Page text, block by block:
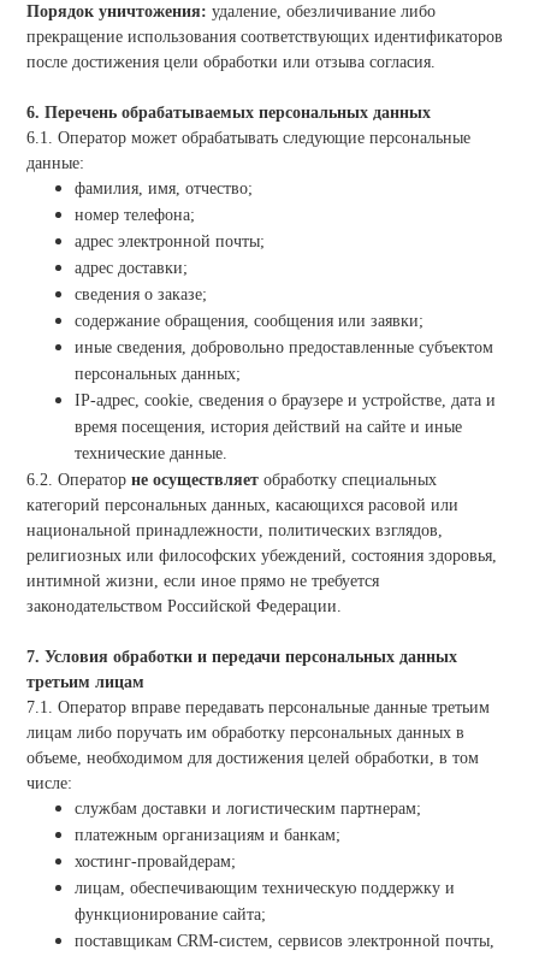
Порядок уничтожения: удаление, обезличивание либо
прекращение использования соответствующих идентификаторов
после достижения цели обработки или отзыва согласия.
6. Перечень обрабатываемых персональных данных
6.1. Оператор может обрабатывать следующие персональные
данные:
фамилия, имя, отчество;
номер телефона;
адрес электронной почты;
адрес доставки;
сведения о заказе;
содержание обращения, сообщения или заявки;
иные сведения, добровольно предоставленные субъектом
персональных данных;
IP-адрес, cookie, сведения о браузере и устройстве, дата и
время посещения, история действий на сайте и иные
технические данные.
6.2. Операторне осуществляет обработку специальных
категорий персональных данных, касающихся расовой или
национальной принадлежности, политических взглядов,
религиозных или философских убеждений, состояния здоровья,
интимной жизни, если иное прямо не требуется
законодательством Российской Федерации.
7. Условия обработки и передачи персональных данных
третьим лицам
7.1. Оператор вправе передавать персональные данные третьим
лицам либо поручать им обработку персональных данных в
объеме, необходимом для достижения целей обработки, в том
числе:
службам доставки и логистическим партнерам;
платежным организациям и банкам;
хостинг-провайдерам;
лицам, обеспечивающим техническую поддержку и
функционирование сайта;
поставщикам CRM-систем, сервисов электронной почты,